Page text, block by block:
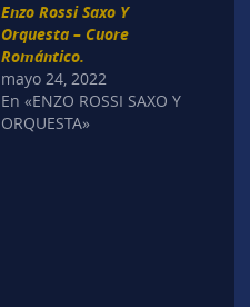
Enzo Rossi Saxo Y
Orquesta – Cuore
Romántico.
mayo 24, 2022
En «ENZO ROSSI SAXO Y
ORQUESTA»